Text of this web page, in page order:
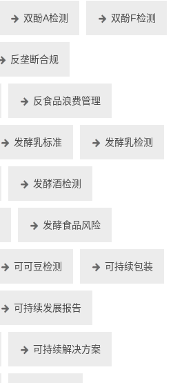
双酚A检测 双酚F检测
反垄断合规
反食品浪费管理
发酵乳标准 发酵乳检测
发酵酒检测
发酵食品风险
可可豆检测 可持续包装
可持续发展报告
可持续解决方案